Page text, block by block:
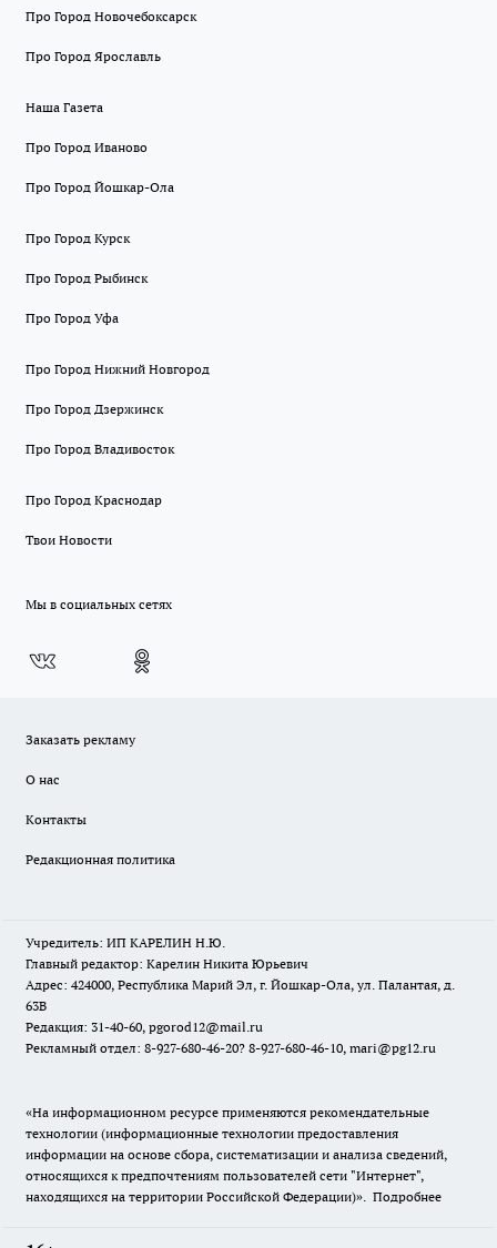
Про Город Новочебоксарск
Про Город Ярославль
Наша Газета
Про Город Иваново
Про Город Йошкар-Ола
Про Город Курск
Про Город Рыбинск
Про Город Уфа
Про Город Нижний Новгород
Про Город Дзержинск
Про Город Владивосток
Про Город Краснодар
Твои Новости
Мы в социальных сетях
Заказать рекламу
О нас
Контакты
Редакционная политика
Учредитель: ИП КАРЕЛИН Н.Ю.
Главный редактор: Карелин Никита Юрьевич
Адрес: 424000, Республика Марий Эл, г. Йошкар-Ола, ул. Палантая, д.
63В
Редакция: 31-40-60, pgorod12@mail.ru
Рекламный отдел: 8-927-680-46-20? 8-927-680-46-10, mari@pg12.ru
«На информационном ресурсе применяются рекомендательные
технологии (информационные технологии предоставления
информации на основе сбора, систематизации и анализа сведений,
относящихся к предпочтениям пользователей сети "Интернет",
находящихся на территории Российской Федерации)». Подробнее